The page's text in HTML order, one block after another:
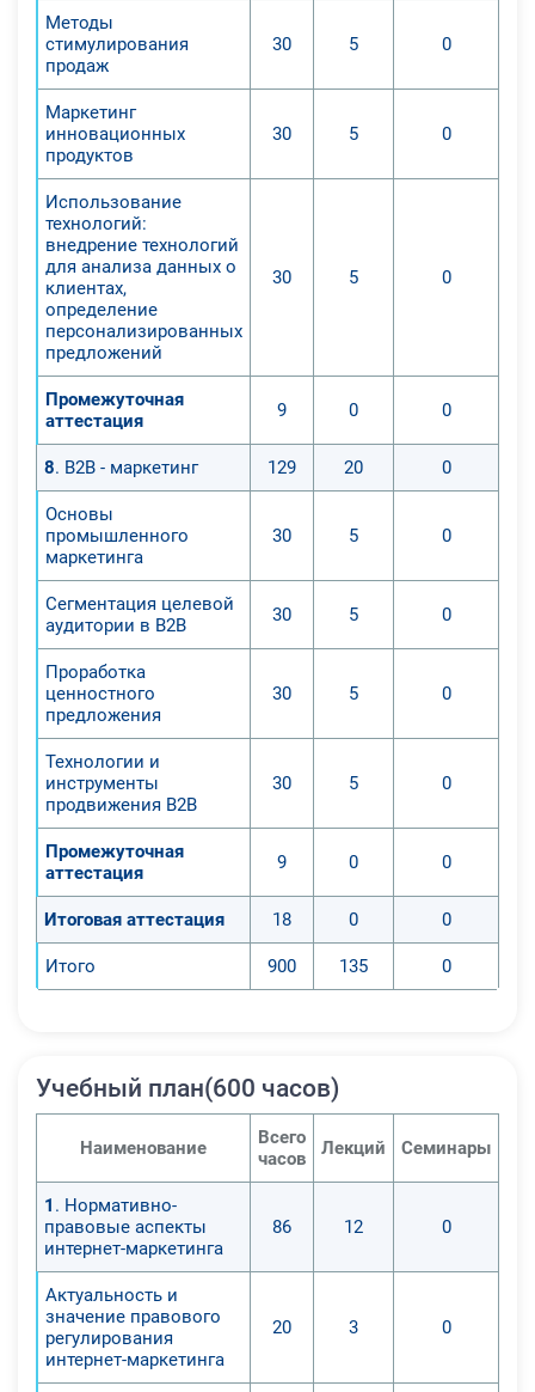
Методы
стимулирования
продаж
30 5 0
Маркетинг
инновационных
продуктов
30 5 0
Использование
технологий:
внедрение технологий
для анализа данных о
клиентах,
определение
персонализированных
предложений
30 5 0
Промежуточная
аттестация
9 0 0
8. B2B - маркетинг 129 20 0
Основы
промышленного
маркетинга
30 5 0
Сегментация целевой
аудитории в B2B
30 5 0
Проработка
ценностного
предложения
30 5 0
Технологии и
инструменты
продвижения B2B
30 5 0
Промежуточная
аттестация
9 0 0
Итоговая аттестация 18 0 0
Итого 900 135 0
Учебный план(600 часов)
Наименование
Всего
часов
Лекций Семинары
1 . Нормативно-
правовые аспекты
интернет-маркетинга
86 12 0
Актуальность и
значение правового
регулирования
интернет-маркетинга
20 3 0